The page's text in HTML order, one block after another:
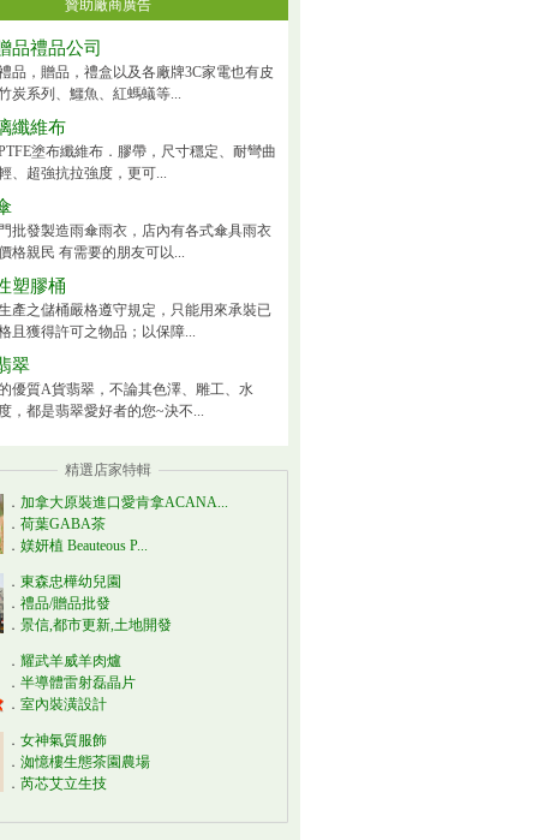
贊助廠商廣告
品禮品公司
品，贈品，禮盒以及各廠牌3C家電也有皮
炭系列、鱷魚、紅螞蟻等...
纖維布
塗布纖維布．膠帶，尺寸穩定、耐彎曲
、超強抗拉強度，更可...
批發製造雨傘雨衣，店內有各式傘具雨衣
格親民 有需要的朋友可以...
塑膠桶
產之儲桶嚴格遵守規定，只能用來承裝已
且獲得許可之物品；以保障...
翠
優質A貨翡翠，不論其色澤、雕工、水
，都是翡翠愛好者的您~決不...
精選店家特輯
． 加拿大原裝進口愛肯拿ACANA...
． 荷葉GABA茶
． 媄妍植 Beauteous P...
． 東森忠樺幼兒園
． 禮品/贈品批發
． 景信,都市更新,土地開發
． 耀武羊威羊肉爐
． 半導體雷射磊晶片
． 室內裝潢設計
． 女神氣質服飾
． 洳憶樓生態茶園農場
． 芮芯艾立生技